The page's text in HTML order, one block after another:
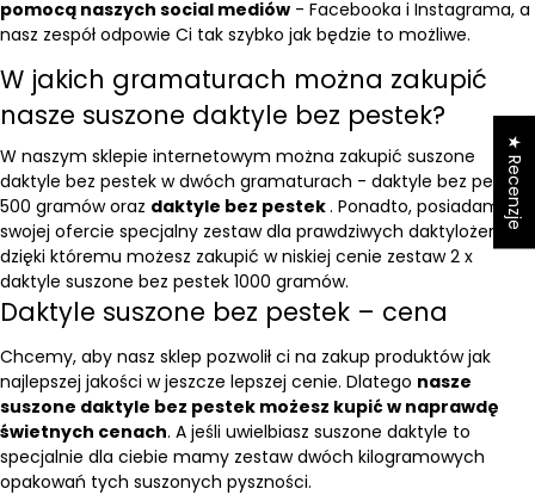
pomocą naszych social mediów - Facebooka i Instagrama, a
nasz zespół odpowie Ci tak szybko jak będzie to możliwe.
W jakich gramaturach można zakupić
nasze suszone daktyle bez pestek?
W naszym sklepie internetowym można zakupić suszone
daktyle bez pestek w dwóch gramaturach - daktyle bez pestek
500 gramów oraz daktyle bez pestek. Ponadto, posiadamy w
swojej ofercie specjalny zestaw dla prawdziwych daktylożerców,
dzięki któremu możesz zakupić w niskiej cenie zestaw 2 x
daktyle suszone bez pestek 1000 gramów.
Daktyle suszone bez pestek – cena
Chcemy, aby nasz sklep pozwolił ci na zakup produktów jak
najlepszej jakości w jeszcze lepszej cenie. Dlatego nasze
suszone daktyle bez pestek możesz kupić w naprawdę
świetnych cenach. A jeśli uwielbiasz suszone daktyle to
specjalnie dla ciebie mamy zestaw dwóch kilogramowych
opakowań tych suszonych pyszności.
★ Recenzje